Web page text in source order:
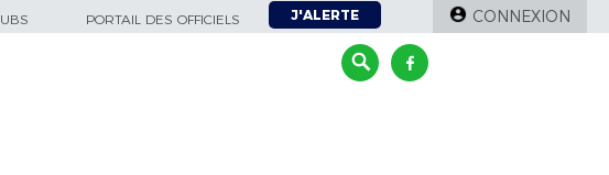
PORTAIL DES OFFICIELS J'ALERTE CONNEXION